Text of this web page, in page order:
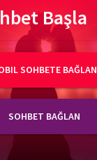
Başla
SOHBETE BAĞLAN
SOHBET BAĞLAN